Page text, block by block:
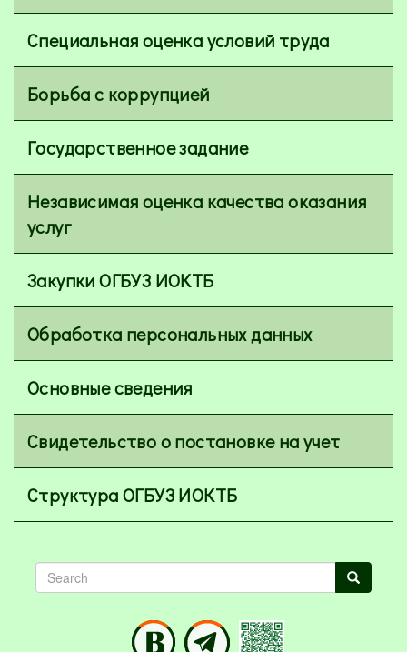
Специальная оценка условий труда
Борьба с коррупцией
Государственное задание
Независимая оценка качества оказания
услуг
Закупки ОГБУЗ ИОКТБ
Обработка персональных данных
Основные сведения
Свидетельство о постановке на учет
Структура ОГБУЗ ИОКТБ
Search Search